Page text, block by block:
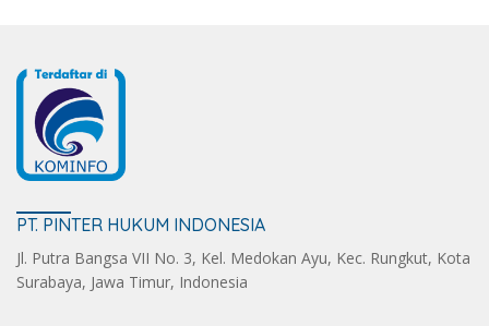
PT. PINTER HUKUM INDONESIA
Jl. Putra Bangsa VII No. 3, Kel. Medokan Ayu, Kec. Rungkut, Kota
Surabaya, Jawa Timur, Indonesia